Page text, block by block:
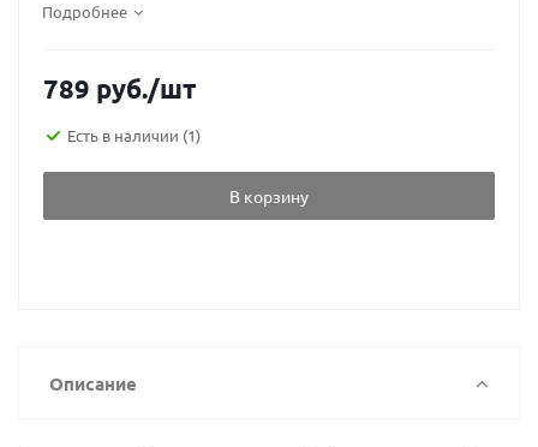
Подробнее
789 руб./шт
Есть в наличии (1)
В корзину
Описание